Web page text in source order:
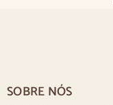
SOBRE NÓS